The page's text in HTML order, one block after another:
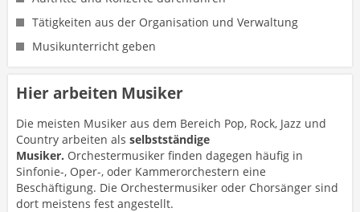
Tätigkeiten aus der Organisation und Verwaltung
Musikunterricht geben
Hier arbeiten Musiker
Die meisten Musiker aus dem Bereich Pop, Rock, Jazz und
Country arbeiten als selbstständige
Musiker. Orchestermusiker finden dagegen häufig in
Sinfonie-, Oper-, oder Kammerorchestern eine
Beschäftigung. Die Orchestermusiker oder Chorsänger sind
dort meistens fest angestellt.